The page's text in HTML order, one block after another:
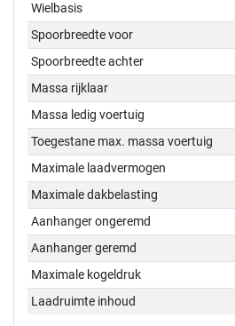
Wielbasis
Spoorbreedte voor
Spoorbreedte achter
Massa rijklaar
Massa ledig voertuig
Toegestane max. massa voertuig
Maximale laadvermogen
Maximale dakbelasting
Aanhanger ongeremd
Aanhanger geremd
Maximale kogeldruk
Laadruimte inhoud